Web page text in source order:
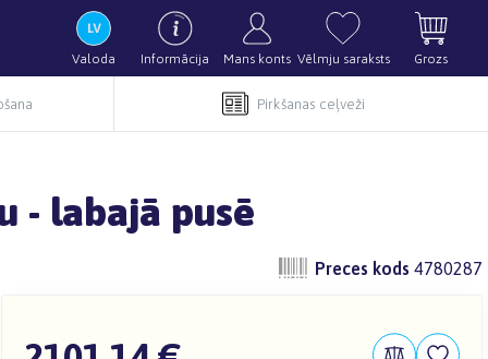
Valoda Informācija Mans konts Vēlmju saraksts Grozs
Pirkšanas ceļveži
- labajā pusē
Preces kods 4780287